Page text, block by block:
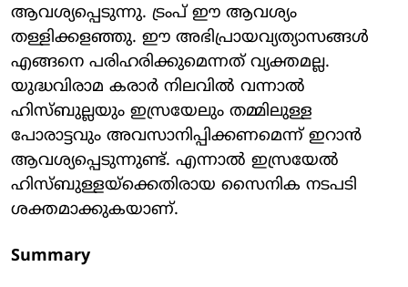
ആവശ്യപ്പെടുന്നു. ട്രംപ് ഈ ആവശ്യം
തള്ളിക്കളഞ്ഞു. ഈ അഭിപ്രായവ്യത്യാസങ്ങള്‍
എങ്ങനെ പരിഹരിക്കുമെന്നത് വ്യക്തമല്ല.
യുദ്ധവിരാമ കരാര്‍ നിലവില്‍ വന്നാല്‍
ഹിസ്ബുല്ലയും ഇസ്രയേലും തമ്മിലുള്ള
പോരാട്ടവും അവസാനിപ്പിക്കണമെന്ന് ഇറാന്‍
ആവശ്യപ്പെടുന്നുണ്ട്. എന്നാല്‍ ഇസ്രയേല്‍
ഹിസ്ബുള്ളയ്ക്കെതിരായ സൈനിക നടപടി
ശക്തമാക്കുകയാണ്.
Summary